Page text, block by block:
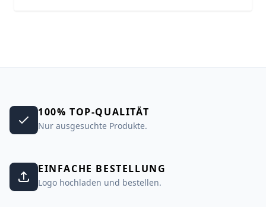
100% TOP-QUALITÄT
Nur ausgesuchte Produkte.
EINFACHE BESTELLUNG
Logo hochladen und bestellen.